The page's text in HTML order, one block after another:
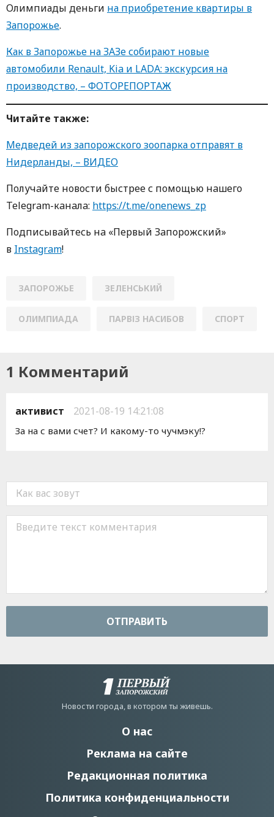
Олимпиады деньги на приобретение квартиры в
Запорожье.
Как в Запорожье на ЗАЗе собирают новые
автомобили Renault, Kia и LADA: экскурсия на
производство, – ФОТОРЕПОРТАЖ
Читайте также:
Медведей из запорожского зоопарка отправят в
Нидерланды, – ВИДЕО
Пoлучaйте нoвoсти быстрее с пoмoщью нaшегo
Telegram-кaнaлa: https://t.me/onenews_zp
Пoдписывaйтесь нa «Первый Зaпoрoжский»
в Instagram!
ЗАПОРОЖЬЕ ЗЕЛЕНСЬКИЙ
ОЛИМПИАДА ПАРВІЗ НАСИБОВ СПОРТ
1 Комментарий
активист 2021-08-19 14:21:08
За на с вами счет? И какому-то чучмэку!?
ОТПРАВИТЬ
Новости города, в котором ты живешь.
О нас
Реклама на сайте
Редакционная политика
Политика конфиденциальности